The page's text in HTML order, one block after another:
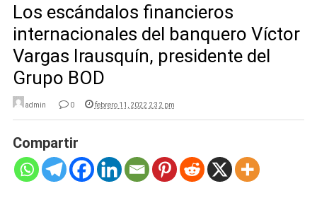
Los escándalos financieros
internacionales del banquero Víctor
Vargas Irausquín, presidente del
Grupo BOD
admin 0 febrero 11, 2022 2:32 pm
Compartir